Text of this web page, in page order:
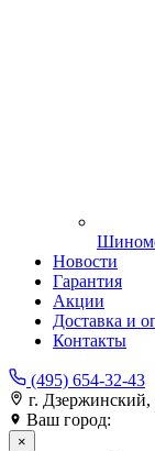
Новости
Гарантия
Акции
Доставка и
Контакты
(495) 654-32-43
г.
Ваш город:
×